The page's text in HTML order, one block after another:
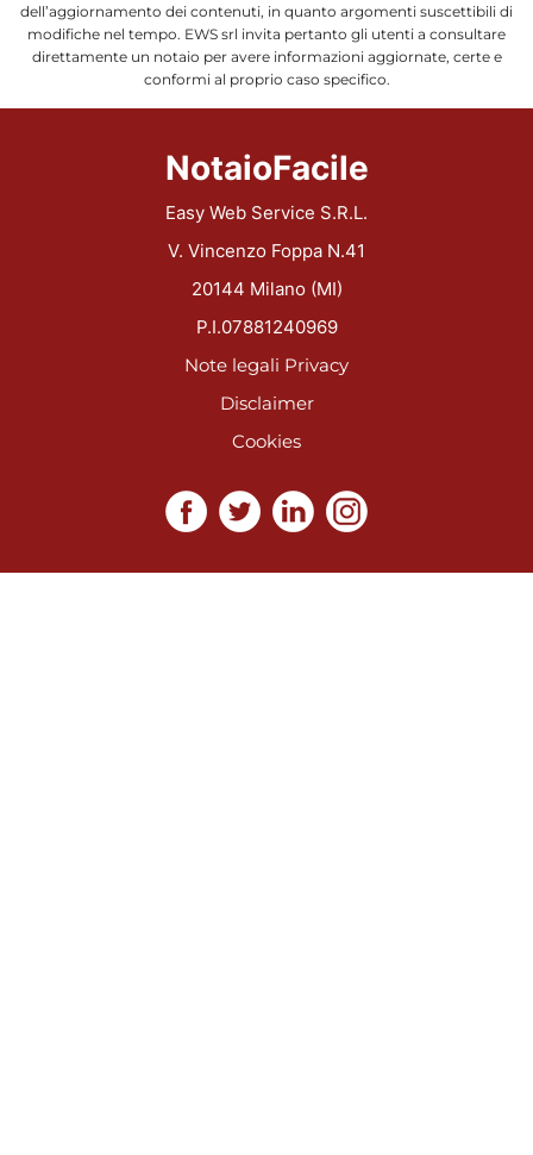
dell’aggiornamento dei contenuti, in quanto argomenti suscettibili di
modifiche nel tempo. EWS srl invita pertanto gli utenti a consultare
direttamente un notaio per avere informazioni aggiornate, certe e
conformi al proprio caso specifico.
NotaioFacile
Easy Web Service S.R.L.
V. Vincenzo Foppa N.41
20144 Milano (MI)
P.I.07881240969
Note legali Privacy
Disclaimer
Cookies